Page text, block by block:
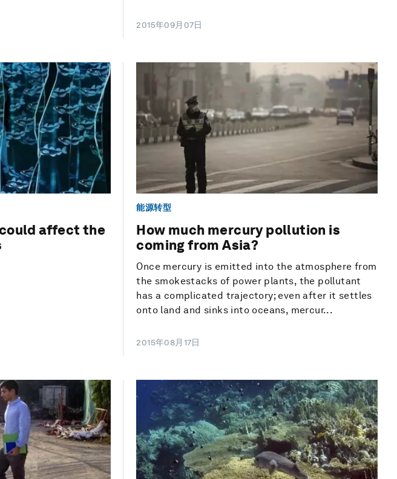
2015年09月07日
affect the
能源转型
How much mercury pollution is
coming from Asia?
Once mercury is emitted into the atmosphere from
the smokestacks of power plants, the pollutant
has a complicated trajectory; even after it settles
onto land and sinks into oceans, mercur...
2015年08月17日